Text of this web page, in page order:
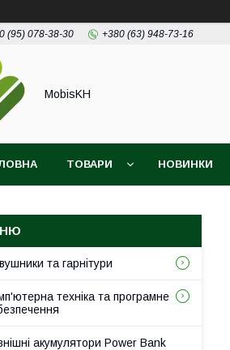
(95) 078-38-30 +380 (63) 948-73-16
MobisKH
ТОВАРИ НОВИНКИ
та гарнітури
техніка та програмне
акумулятори Power Bank